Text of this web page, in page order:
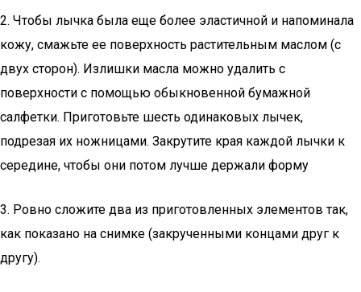
2. Чтобы лычка была еще более эластичной и напоминала
кожу, смажьте ее поверхность растительным маслом (с
двух сторон). Излишки масла можно удалить с
поверхности с помощью обыкновенной бумажной
салфетки. Приготовьте шесть одинаковых лычек,
подрезая их ножницами. Закрутите края каждой лычки к
середине, чтобы они потом лучше держали форму
3. Ровно сложите два из приготовленных элементов так,
как показано на снимке (закрученными концами друг к
другу).